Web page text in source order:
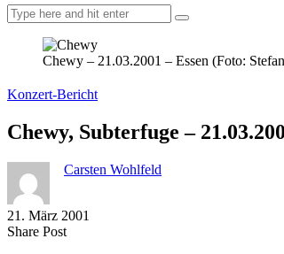
Chewy – 21.03.2001 – Essen (Foto:
Konzert-Bericht
Chewy, Subterfuge –
Carsten Wohlfeld
21. März 2001
Share PostShare
Copy
Send